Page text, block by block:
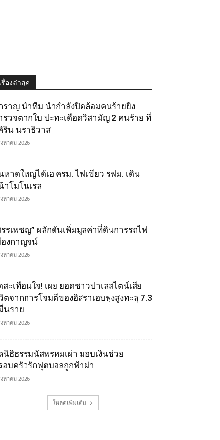
เรื่องล่าสุด
ราญ นำทีม นำกำลังปิดล้อมคนร้ายยิง
รวจตากใบ ปะทะเดือดวิสามัญ 2 คนร้าย ที่
ริน นราธิวาส
หาคม 2026
หาดใหญ่ได้เฮ!ครม. ไฟเขียว รฟม. เดิน
าโมโนเรล
หาคม 2026
รรเพชญ” ผลักดันเพิ่มมูลค่าที่ดินการรถไฟ
องกาญจน์
หาคม 2026
สะเทือนใจ! เผย ยอดชาวปาเลสไตน์เสีย
ตจากการโจมตีของอิสราเอบพุ่งสูงทะลุ 7.3
นราย
หาคม 2026
นิธิธรรมนัสพรหมเผ่า มอบเงินช่วย
อบครัวรักฟุตบอลถูกฟ้าผ่า
หาคม 2026
โหลดเพิ่มเติม